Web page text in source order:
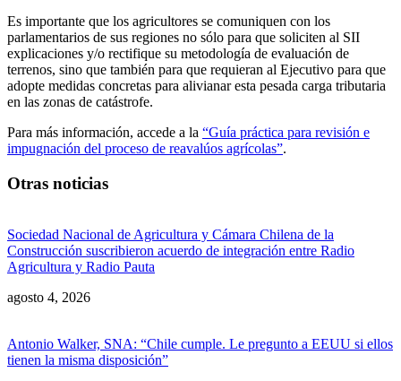
Es importante que los agricultores se comuniquen con los
parlamentarios de sus regiones no sólo para que soliciten al SII
explicaciones y/o rectifique su metodología de evaluación de
terrenos, sino que también para que requieran al Ejecutivo para que
adopte medidas concretas para alivianar esta pesada carga tributaria
en las zonas de catástrofe.
Para más información, accede a la “Guía práctica para revisión e
impugnación del proceso de reavalúos agrícolas”.
Otras noticias
Sociedad Nacional de Agricultura y Cámara Chilena de la
Construcción suscribieron acuerdo de integración entre Radio
Agricultura y Radio Pauta
agosto 4, 2026
Antonio Walker, SNA: “Chile cumple. Le pregunto a EEUU si ellos
tienen la misma disposición”